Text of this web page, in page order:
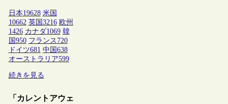
日本19628 米国
10662 英国 3216 欧州
1426 カナダ1069 韓
国 950 フランス 720
ドイツ681 中国 638
オーストラリア599
続きを見る
「カレントアウェ